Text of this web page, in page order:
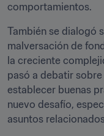
comportamientos.
También se dialogó
malversación de
la creciente
pasó a debatir
establecer buenas
nuevo desafío,
asuntos